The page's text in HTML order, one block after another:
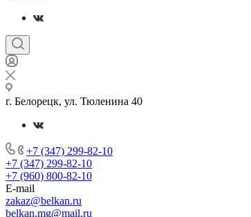
г. Белорецк, ул. Тюленина 40
+7 (347) 299-82-10
+7 (347) 299-82-10
+7 (960) 800-82-10
E-mail
zakaz@belkan.ru
belkan.mg@mail.ru